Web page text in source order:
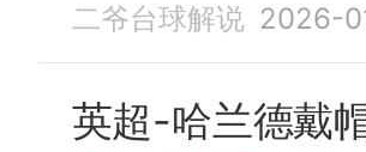
二爷台球解说 2026-
英超-哈兰德戴